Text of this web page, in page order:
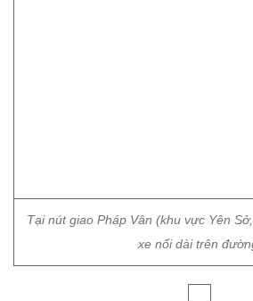
Tại nút giao Pháp Vân (khu vực Yên
xe nối dài trên